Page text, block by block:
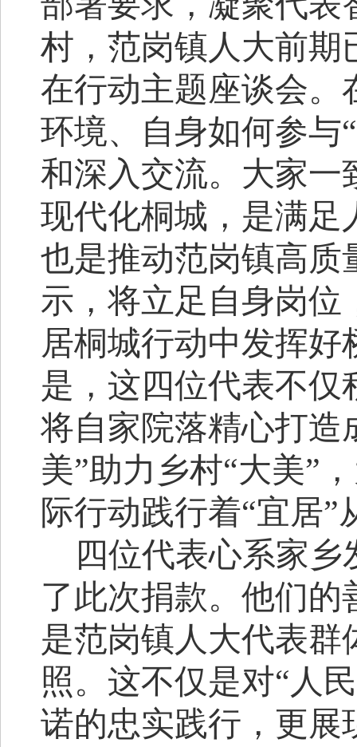
村， 范岗镇人大前期
在行动主题座谈会。
环境、 自身如何参与
和深入交流。大家一
现代化桐城，是满足
也是推动范岗镇高质
示，将立足自身岗位
居桐城行动中发挥好
是，这四位代表不仅
将自家院落精心打造
美”助力乡村“大美”
际行动践行着“宜居
四位代表心系家
了此次捐款。他们
是范岗镇人大代表群
照。这不仅是对“人
诺的忠实践行，更展